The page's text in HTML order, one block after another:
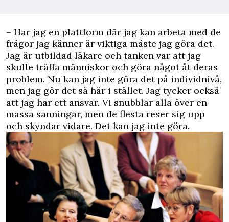
– Har jag en plattform där jag kan arbeta med de
frågor jag känner är viktiga måste jag göra det.
Jag är utbildad läkare och tanken var att jag
skulle träffa människor och göra något åt deras
problem. Nu kan jag inte göra det på individnivå,
men jag gör det så här i stället. Jag tycker också
att jag har ett ansvar. Vi snubblar alla över en
massa sanningar, men de flesta reser sig upp
och skyndar vidare. Det kan jag inte göra.